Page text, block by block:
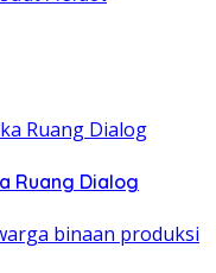
Ruang Dialog